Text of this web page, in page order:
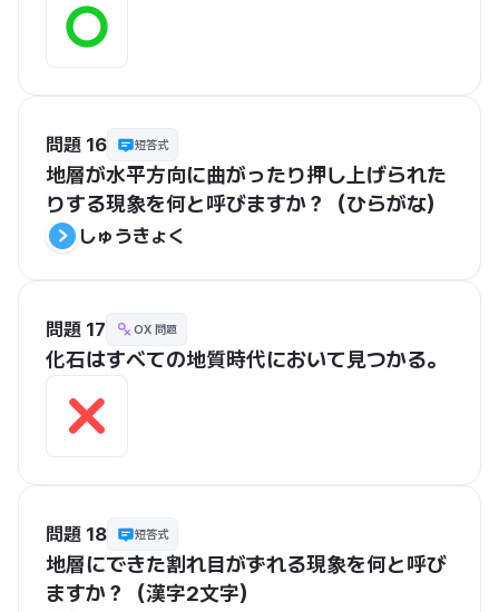
問題 16 短答式
地層が水平方向に曲がったり押し上げられた
りする現象を何と呼びますか？（ひらがな）
しゅうきょく
問題 17 OX 問題
化石はすべての地質時代において見つかる。
問題 18 短答式
地層にできた割れ目がずれる現象を何と呼び
ますか？（漢字2文字）